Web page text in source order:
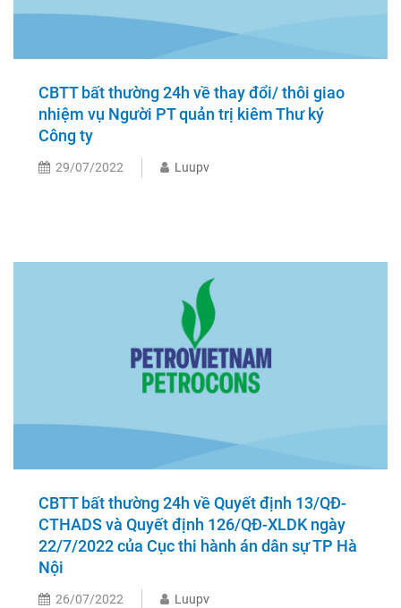
CBTT bất thường 24h về thay đổi/ thôi giao
nhiệm vụ Người PT quản trị kiêm Thư ký
Công ty
29/07/2022 Luupv
CBTT bất thường 24h về Quyết định 13/QĐ-
CTHADS và Quyết định 126/QĐ-XLDK ngày
22/7/2022 của Cục thi hành án dân sự TP Hà
Nội
26/07/2022 Luupv